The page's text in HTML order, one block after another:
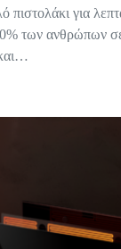
πιστολάκι για
των ανθρώπων